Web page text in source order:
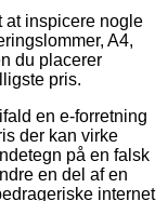
at inspicere nogle
A4,
du placerer
pris.
en e-forretning
der kan virke
på en falsk
en del af en
internet